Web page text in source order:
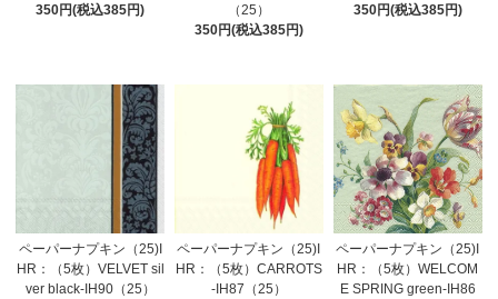
350円(税込385円)
（25）
350円(税込385円)
350円(税込385円)
ペーパーナプキン（25)I
HR：（5枚）VELVET sil
ver black-IH90（25）
ペーパーナプキン（25)I
HR：（5枚）CARROTS
-IH87（25）
ペーパーナプキン（25)I
HR：（5枚）WELCOM
E SPRING green-IH86